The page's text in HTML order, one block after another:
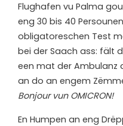
Flughafen vu Palma
eng 30 bis 40 Persounen
obligatoreschen Test
bei der Saach ass: fält
een mat der Ambulanz
an do an engem
Bonjour vun OMICRON!
En Humpen an eng